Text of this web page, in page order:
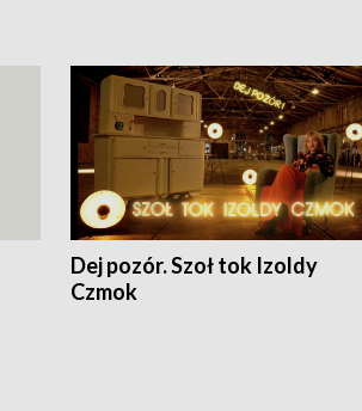
Dej pozór. Szoł tok Izoldy
Czmok